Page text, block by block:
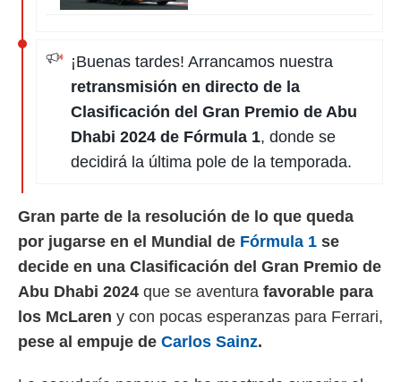
¡Buenas tardes! Arrancamos nuestra
retransmisión en directo de la
Clasificación del Gran Premio de Abu
Dhabi 2024 de Fórmula 1, donde se
decidirá la última pole de la temporada.
Gran parte de la resolución de lo que queda
por jugarse en el Mundial de Fórmula 1 se
decide en una Clasificación del Gran Premio de
Abu Dhabi 2024 que se aventura favorable para
los McLaren y con pocas esperanzas para Ferrari,
pese al empuje de Carlos Sainz.